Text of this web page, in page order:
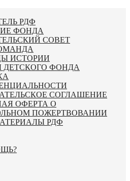
РДФ
ФОНДА
СОВЕТ
ИСТОРИИ
ДЕТСКОГО ФОНДА
СОГЛАШЕНИЕ
ОФЕРТА О
ПОЖЕРТВОВАНИИ
РДФ